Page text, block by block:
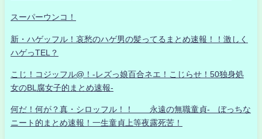
スーパーウンコ！
新・ハゲッフル！哀愁のハゲ男の髪ってるまとめ速報！！激しく
ハゲっTEL？
こじ！コジッフル@！-レズっ娘百合ネエ！こじらせ！50独身処
女のBL腐女子的まとめ速報-
何だ！何が？真・シロッフル！！ 永遠の無職童貞- ぼっちな
ニート的まとめ速報！一生童貞上等夜露死苦！